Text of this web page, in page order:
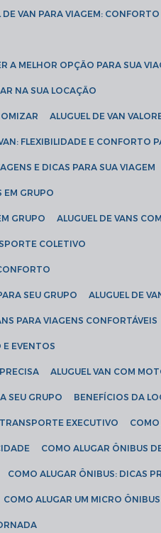
DE VAN PARA VIAGEM:
A MELHOR OPÇÃO PARA SUA
NA SUA LOCAÇÃO
ALUGUEL DE VAN
VAN: FLEXIBILIDADE E CONFORTO
E DICAS PARA SUA VIAGEM
EM GRUPO
GRUPO ALUGUEL DE VANS
COLETIVO
SEU GRUPO ALUGUEL DE
PARA VIAGENS CONFORTÁVEIS
E EVENTOS
ALUGUEL VAN COM
SEU GRUPO BENEFÍCIOS DA
TRANSPORTE EXECUTIVO
COMO ALUGAR ÔNIBUS
COMO ALUGAR ÔNIBUS: DICAS
COMO ALUGAR UM MICRO